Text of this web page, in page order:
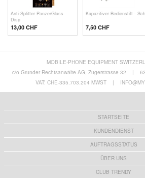
Anti-Splitter PanzerGlass
Disp
13,00 CHF
Kapazitiver Bedienstift -
7,50 CHF
MOBILE-PHONE EQUIPMENT
c/o Grunder Rechtsanwälte AG, Zugerstrasse 32
|
VAT: CHE-335.703.204 MWST
|
STARTSEITE
KUNDENDIENST
AUFTRAGSSTATUS
ÜBER UNS
CLUB TRENDY